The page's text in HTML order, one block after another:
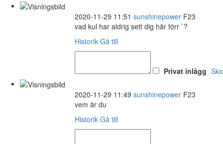
2020-11-29 11:51 sunshinepower F23
vad kul har aldrig sett dig här förr `?
Historik Gå till
Privat inlägg
2020-11-29 11:49 sunshinepower F23
vem är du
Historik Gå till